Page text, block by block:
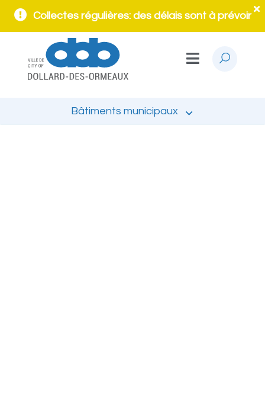
Collectes régulières: des délais sont à prévoir
Bâtiments municipaux